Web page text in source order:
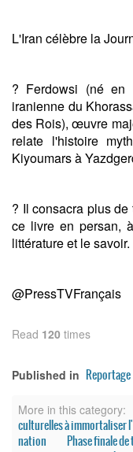
L'Iran célèbre la
? Ferdowsi (né en
iranienne du
des Rois), œuvre
relate l'histoire
Kiyoumars à
? Il consacra plus
ce livre en persan,
littérature et le savoir.
@PressTVFrançais
Read 120 times
Published in Reportage
More in this category:
culturelles à immortaliser
nation
Phase finale